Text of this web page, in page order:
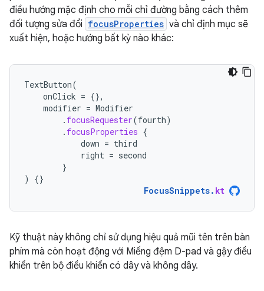
điều hướng mặc định cho mỗi chỉ đường bằng cách thêm
đối tượng sửa đổi focusProperties và chỉ định mục sẽ
xuất hiện, hoặc hướng bất kỳ nào khác:
TextButton(
onClick = {},
modifier = Modifier
. focusRequester(fourth)
. focusProperties {
down = third
right = second
}
)
{}
FocusSnippets. kt
Kỹ thuật này không chỉ sử dụng hiệu quả mũi tên trên bàn
phím mà còn hoạt động với Miếng đệm D-pad và gậy điều
khiển trên bộ điều khiển có dây và không dây.